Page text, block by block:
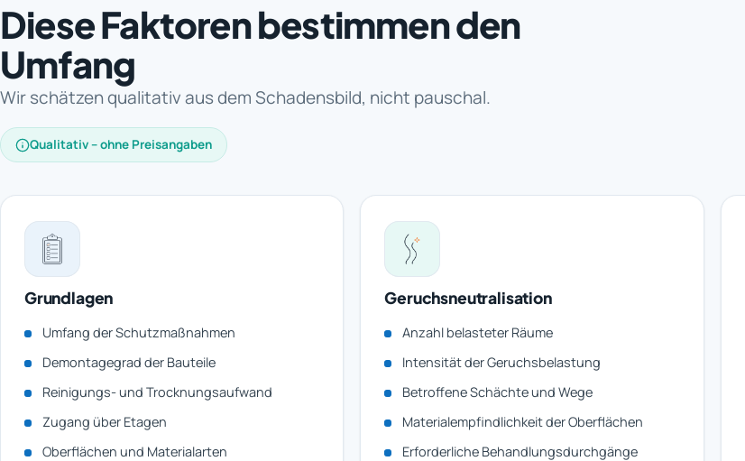
Diese Faktoren bestimmen den
Umfang
Wir schätzen qualitativ aus dem Schadensbild, nicht pauschal.
Qualitativ – ohne Preisangaben
Grundlagen
Umfang der Schutzmaßnahmen
Demontagegrad der Bauteile
Reinigungs- und Trocknungsaufwand
Zugang über Etagen
Oberflächen und Materialarten
Geruchsneutralisation
Anzahl belasteter Räume
Intensität der Geruchsbelastung
Betroffene Schächte und Wege
Materialempfindlichkeit der Oberflächen
Erforderliche Behandlungsdurchgänge